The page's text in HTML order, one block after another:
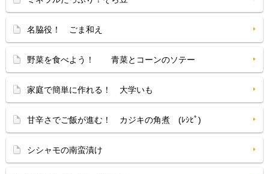
名脇役！ ごま和え
野菜を食べよう！ 青菜とコーンのソテー
家庭で簡単に作れる！ 大学いも
甘辛さでご飯が進む！ カジキの角煮 (ﾚｼﾋﾟ)
シシャモの南蛮漬け